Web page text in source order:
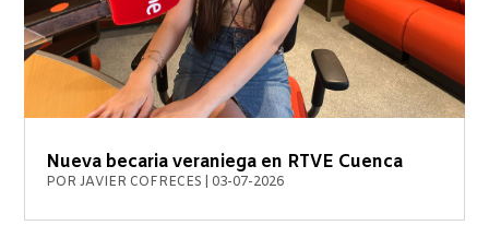
Nueva becaria veraniega en RTVE Cuenca
PORJAVIER COFRECES 03-07-2026